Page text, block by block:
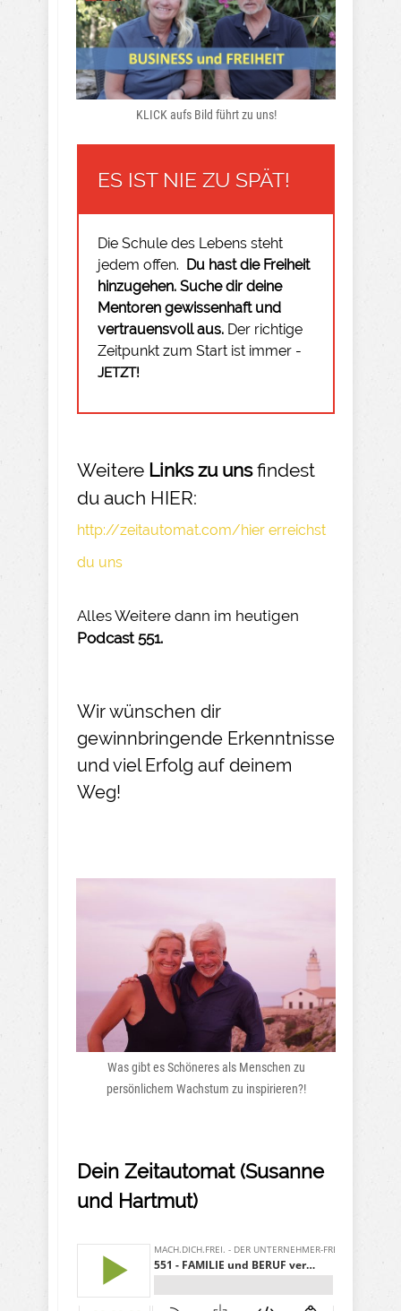
KLICK aufs Bild führt zu uns!
ES IST NIE ZU SPÄT!
Die Schule des Lebens steht
jedem offen.
Du hast die Freiheit
hinzugehen. Suche dir deine
Mentoren gewissenhaft und
vertrauensvoll aus. Der richtige
Zeitpunkt zum Start ist immer -
JETZT!
Weitere Links zu unsfindest
du auch HIER:
http://zeitautomat.com/hier erreichst
du uns
Alles Weitere dann im heutigen
Podcast 551.
Wir wünschen dir
gewinnbringende Erkenntnisse
und viel Erfolg auf deinem
Weg!
Was gibt es Schöneres als Menschen zu
persönlichem Wachstum zu inspirieren?!
Dein Zeitautomat (Susanne
und Hartmut)